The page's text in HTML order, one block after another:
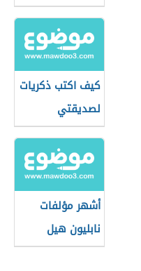
كيف اكتب ذكريات
لصديقتي
أشهر مؤلفات
نابليون هيل